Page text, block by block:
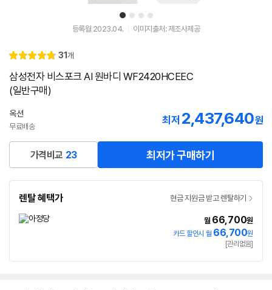
1 2 3 4
등록월 2023.04. 이미지출처: 제조사제공
별
4.
리
31 개
삼성전자 비스포크 AI 원바디 WF2420HCEEC
(일반구매)
옥션
무료배송
최저 2,437,640원
가격비교 23 최저가 구매하기
렌탈 혜택가 현금 지원금 받고 렌탈하기
월 66,700원
카드 할인시 월 66,700원
[관리없음]